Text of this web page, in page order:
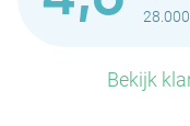
Bekijk